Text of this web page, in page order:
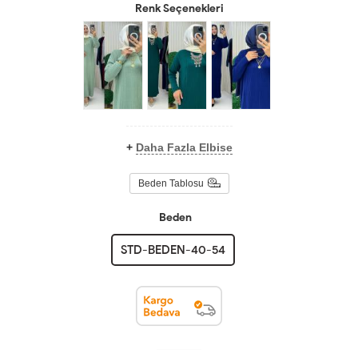
Renk Seçenekleri
+ Daha Fazla Elbise
Beden Tablosu
Beden
STD-BEDEN-40-54